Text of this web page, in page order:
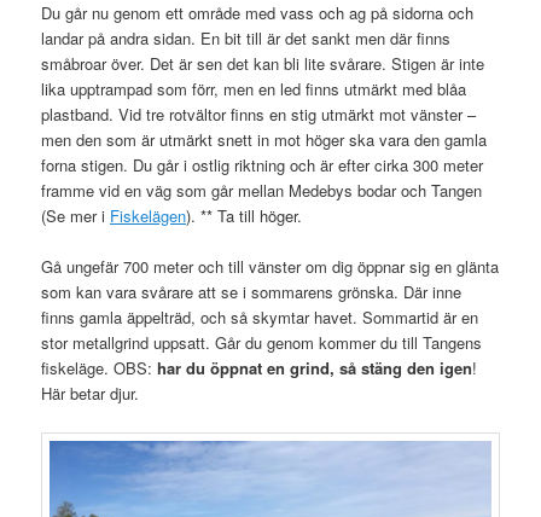
Du går nu genom ett område med vass och ag på sidorna och
landar på andra sidan. En bit till är det sankt men där finns
småbroar över. Det är sen det kan bli lite svårare. Stigen är inte
lika upptrampad som förr, men en led finns utmärkt med blåa
plastband. Vid tre rotvältor finns en stig utmärkt mot vänster –
men den som är utmärkt snett in mot höger ska vara den gamla
forna stigen. Du går i ostlig riktning och är efter cirka 300 meter
framme vid en väg som går mellan Medebys bodar och Tangen
(Se mer i Fiskelägen). ** Ta till höger.
Gå ungefär 700 meter och till vänster om dig öppnar sig en glänta
som kan vara svårare att se i sommarens grönska. Där inne
finns gamla äppelträd, och så skymtar havet. Sommartid är en
stor metallgrind uppsatt. Går du genom kommer du till Tangens
fiskeläge. OBS:har du öppnat en grind, så stäng den igen!
Här betar djur.